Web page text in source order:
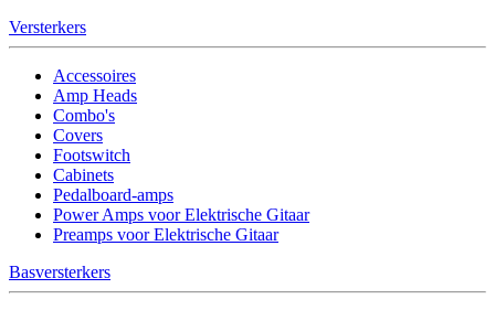
Versterkers
Accessoires
Amp Heads
Combo's
Covers
Footswitch
Cabinets
Pedalboard-amps
Power Amps voor Elektrische Gitaar
Preamps voor Elektrische Gitaar
Basversterkers